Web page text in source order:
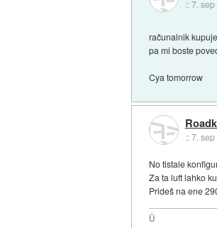
::7.
računalnik
pa mi boste
Cya tomorrow
::7.
No tistale
Za ta luft lahko
Prideš na ene
Ü